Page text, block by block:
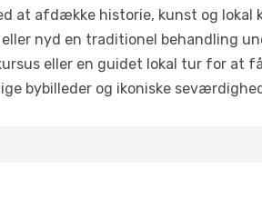
at afdække historie, kunst og lokal
eller nyd en traditionel behandling
eller en guidet lokal tur for at
bybilleder og ikoniske